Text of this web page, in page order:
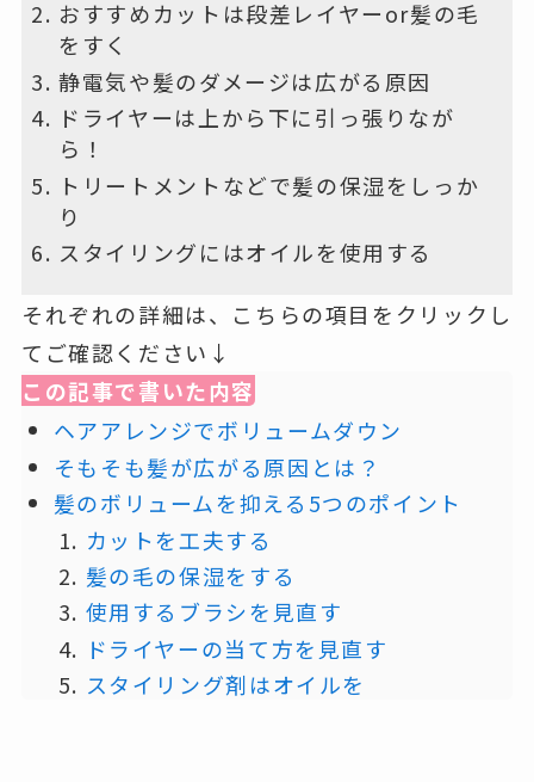
おすすめカットは段差レイヤーor髪の毛
をすく
静電気や髪のダメージは広がる原因
ドライヤーは上から下に引っ張りなが
ら！
トリートメントなどで髪の保湿をしっか
り
スタイリングにはオイルを使用する
それぞれの詳細は、こちらの項目をクリックし
てご確認ください↓
この記事で書いた内容
ヘアアレンジでボリュームダウン
そもそも髪が広がる原因とは？
髪のボリュームを抑える5つのポイント
カットを工夫する
髪の毛の保湿をする
使用するブラシを見直す
ドライヤーの当て方を見直す
スタイリング剤はオイルを